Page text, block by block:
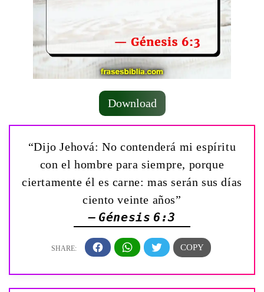
Download
“Dijo Jehová: No contenderá mi espíritu
con el hombre para siempre, porque
ciertamente él es carne: mas serán sus días
ciento veinte años”
— Génesis 6:3